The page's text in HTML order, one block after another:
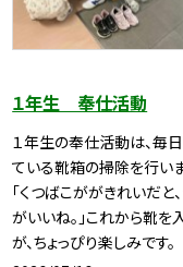
１年生 奉仕活動
１年生の奉仕活動は、毎
ている靴箱の掃除を行いま
「くつばこががきれいだと
がいいね。」これから靴を
が、ちょっぴり楽しみです。